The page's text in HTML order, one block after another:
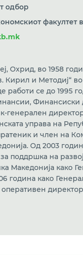
одбор
факултет
Охрид, во 1958
Кирил и Методиј“
работи сe до 1995
генерален
управа на
и член на
Од 2003
поддршка на
Македонија како
година како
оперативен